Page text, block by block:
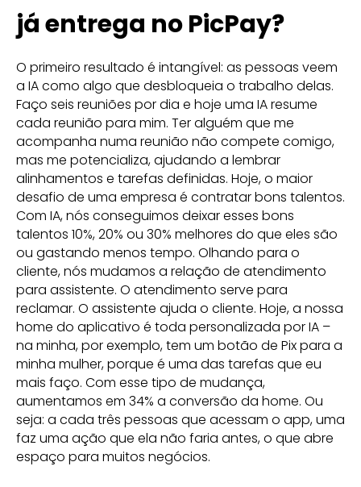
já entrega no PicPay?
O primeiro resultado é intangível: as pessoas veem
a IA como algo que desbloqueia o trabalho delas.
Faço seis reuniões por dia e hoje uma IA resume
cada reunião para mim. Ter alguém que me
acompanha numa reunião não compete comigo,
mas me potencializa, ajudando a lembrar
alinhamentos e tarefas definidas. Hoje, o maior
desafio de uma empresa é contratar bons talentos.
Com IA, nós conseguimos deixar esses bons
talentos 10%, 20% ou 30% melhores do que eles são
ou gastando menos tempo. Olhando para o
cliente, nós mudamos a relação de atendimento
para assistente. O atendimento serve para
reclamar. O assistente ajuda o cliente. Hoje, a nossa
home do aplicativo é toda personalizada por IA –
na minha, por exemplo, tem um botão de Pix para a
minha mulher, porque é uma das tarefas que eu
mais faço. Com esse tipo de mudança,
aumentamos em 34% a conversão da home. Ou
seja: a cada três pessoas que acessam o app, uma
faz uma ação que ela não faria antes, o que abre
espaço para muitos negócios.